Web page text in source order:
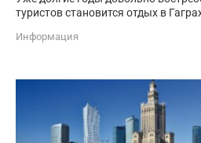
туристов становится отдых в
Информация